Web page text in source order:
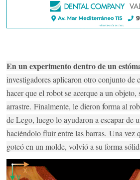
En un experimento dentro de un
investigadores aplicaron otro conjunto de
hacer que el robot se acerque a un
arrastre.Finalmente, le dieron forma al
de Lego, luego lo ayudaron a escapar de
haciéndolo fluir entre las barras.Una vez
goteó en un molde, volvió a su forma